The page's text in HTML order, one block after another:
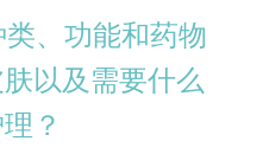
、功能和药物
以及需要什么
？